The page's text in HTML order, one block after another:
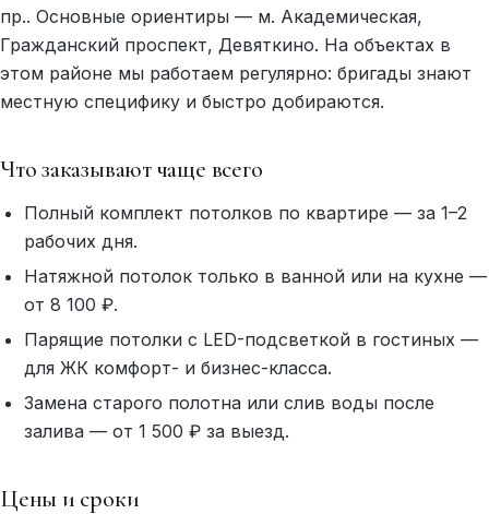
пр.. Основные ориентиры — м. Академическая,
Гражданский проспект, Девяткино. На объектах в
этом районе мы работаем регулярно: бригады знают
местную специфику и быстро добираются.
Что заказывают чаще всего
Полный комплект потолков по квартире — за 1–2
рабочих дня.
Натяжной потолок только в ванной или на кухне —
от 8 100 ₽.
Парящие потолки с LED-подсветкой в гостиных —
для ЖК комфорт- и бизнес-класса.
Замена старого полотна или слив воды после
залива — от 1 500 ₽ за выезд.
Цены и сроки